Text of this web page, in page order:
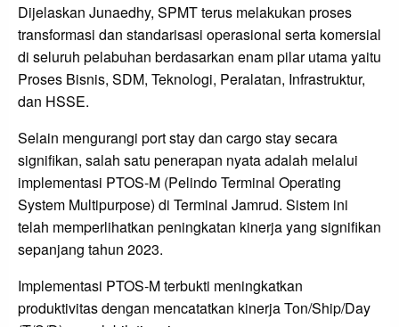
Dijelaskan Junaedhy, SPMT terus melakukan proses
transformasi dan standarisasi operasional serta komersial
di seluruh pelabuhan berdasarkan enam pilar utama yaitu
Proses Bisnis, SDM, Teknologi, Peralatan, Infrastruktur,
dan HSSE.
Selain mengurangi port stay dan cargo stay secara
signifikan, salah satu penerapan nyata adalah melalui
implementasi PTOS-M (Pelindo Terminal Operating
System Multipurpose) di Terminal Jamrud. Sistem ini
telah memperlihatkan peningkatan kinerja yang signifikan
sepanjang tahun 2023.
Implementasi PTOS-M terbukti meningkatkan
produktivitas dengan mencatatkan kinerja Ton/Ship/Day